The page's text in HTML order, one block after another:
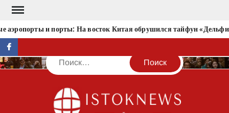
Перейти
содержимому
аэропорты и порты: На восток Китая обрушился тайфун
facebook
Поиск